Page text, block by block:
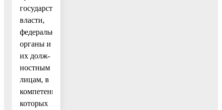
государственной
власти,
федеральные
органы и
их долж-
ностным
лицам, в
компетенцию
которых